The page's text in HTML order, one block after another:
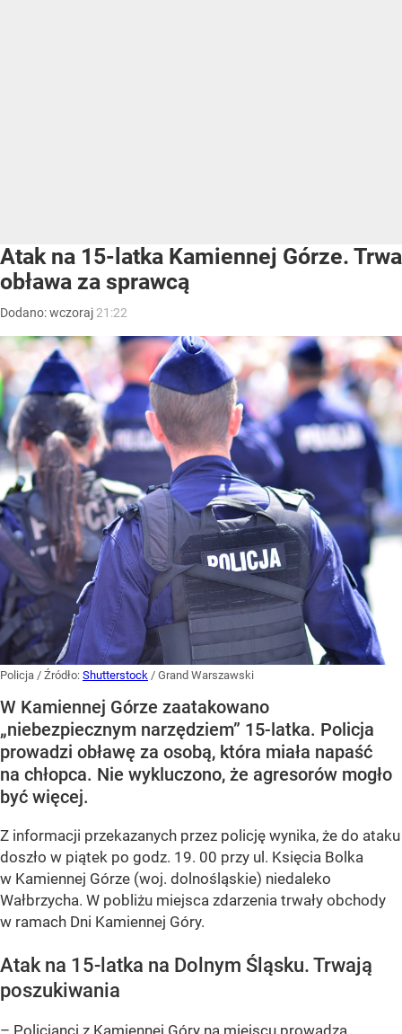
Atak na 15-latka Kamiennej Górze. Trwa
obława za sprawcą
Dodano:wczoraj 21:22
Policja / Źródło: Shutterstock / Grand Warszawski
W Kamiennej Górze zaatakowano
„niebezpiecznym narzędziem” 15-latka. Policja
prowadzi obławę za osobą, która miała napaść
na chłopca. Nie wykluczono, że agresorów mogło
być więcej.
Z informacji przekazanych przez policję wynika, że do ataku
doszło w piątek po godz. 19. 00 przy ul. Księcia Bolka
w Kamiennej Górze (woj. dolnośląskie) niedaleko
Wałbrzycha. W pobliżu miejsca zdarzenia trwały obchody
w ramach Dni Kamiennej Góry.
Atak na 15-latka na Dolnym Śląsku. Trwają
poszukiwania
– Policjanci z Kamiennej Góry na miejscu prowadzą